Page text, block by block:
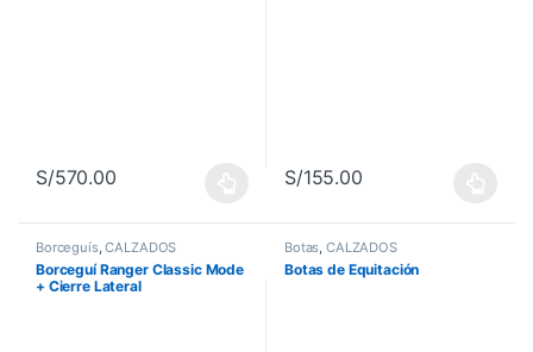
S/570.00 S/155.00
Borceguís,CALZADOS
Borceguí Ranger Classic Mode
+ Cierre Lateral
Botas ,CALZADOS
Botas de Equitación